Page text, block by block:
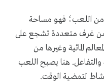
من اللعب؛ فهو مساحة
غرف متعددة تشجع على
المائية وغيرها من
هنا يصبح اللعب
لتمضية الوقت.